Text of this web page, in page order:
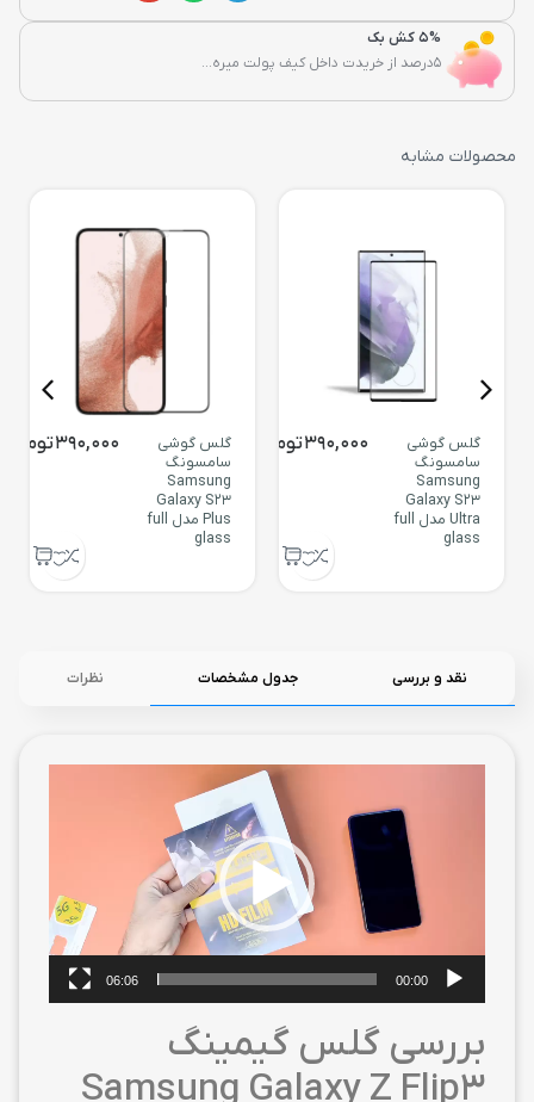
5% کش بک
5درصد از خریدت داخل کیف پولت میره...
محصولات مشابه
گلس گوشی
سامسونگ
Samsung
Galaxy S23
Ultra مدل full
glass
390,000تومان
گلس گوشی
سامسونگ
Samsung
Galaxy S23
Plus مدل full
glass
390,000تومان
نقد و بررسی جدول مشخصات نظرات
00:00
06:06
بررسی گلس گیمینگ
Samsung Galaxy Z Flip3